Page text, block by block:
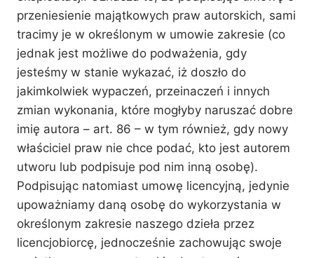
przeniesienie majątkowych praw autorskich, sami
tracimy je w określonym w umowie zakresie (co
jednak jest możliwe do podważenia, gdy
jesteśmy w stanie wykazać, iż doszło do
jakimkolwiek wypaczeń, przeinaczeń i innych
zmian wykonania, które mogłyby naruszać dobre
imię autora – art. 86 – w tym również, gdy nowy
właściciel praw nie chce podać, kto jest autorem
utworu lub podpisuje pod nim inną osobę).
Podpisując natomiast umowę licencyjną, jedynie
upoważniamy daną osobę do wykorzystania w
określonym zakresie naszego dzieła przez
licencjobiorcę, jednocześnie zachowując swoje